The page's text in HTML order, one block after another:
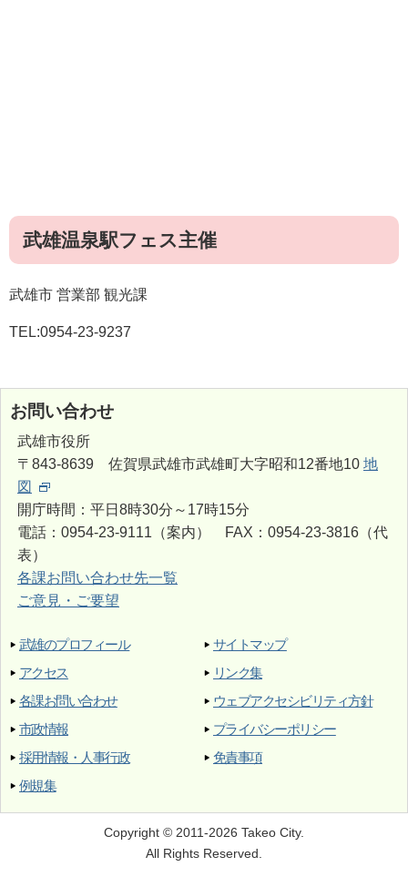
武雄温泉駅フェス主催
武雄市 営業部 観光課
TEL:0954-23-9237
お問い合わせ
武雄市役所
〒843-8639 佐賀県武雄市武雄町大字昭和12番地10 地
図
開庁時間：平日8時30分～17時15分
電話：0954-23-9111（案内） FAX：0954-23-3816（代
表）
各課お問い合わせ先一覧
ご意見・ご要望
武雄のプロフィール
アクセス
各課お問い合わせ
市政情報
採用情報・人事行政
例規集
サイトマップ
リンク集
ウェブアクセシビリティ方針
プライバシーポリシー
免責事項
Copyright © 2011-2026 Takeo City.
All Rights Reserved.